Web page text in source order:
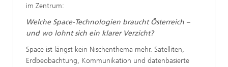
im Zentrum:
Welche Space-Technologien braucht Österreich –
und wo lohnt sich ein klarer Verzicht?
Space ist längst kein Nischenthema mehr. Satelliten,
Erdbeobachtung, Kommunikation und datenbasierte